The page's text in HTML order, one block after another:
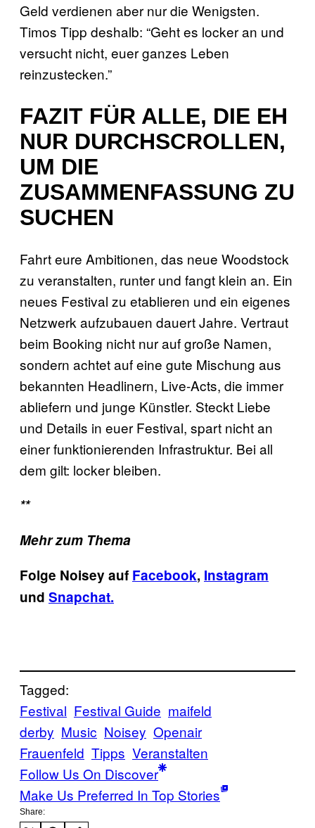
Geld verdienen aber nur die Wenigsten.
Timos Tipp deshalb: “Geht es locker an und
versucht nicht, euer ganzes Leben
reinzustecken.”
FAZIT FÜR ALLE, DIE EH
NUR DURCHSCROLLEN,
UM DIE
ZUSAMMENFASSUNG ZU
SUCHEN
Fahrt eure Ambitionen, das neue Woodstock
zu veranstalten, runter und fangt klein an. Ein
neues Festival zu etablieren und ein eigenes
Netzwerk aufzubauen dauert Jahre. Vertraut
beim Booking nicht nur auf große Namen,
sondern achtet auf eine gute Mischung aus
bekannten Headlinern, Live-Acts, die immer
abliefern und junge Künstler. Steckt Liebe
und Details in euer Festival, spart nicht an
einer funktionierenden Infrastruktur. Bei all
dem gilt: locker bleiben.
**
Mehr zum Thema
Folge Noisey auf Facebook, Instagram
und Snapchat.
Tagged:
Festival Festival Guide maifeld
derby Music Noisey Openair
Frauenfeld Tipps Veranstalten
Follow Us On Discover
Make Us Preferred In Top Stories
Share: